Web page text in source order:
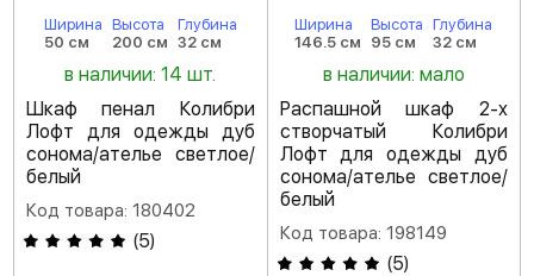
Ширина
50 см
Высота
200 см
Глубина
32 см
в наличии: 14 шт.
Шкаф пенал Колибри
Лофт для одежды дуб
сонома/ателье светлое/
белый
Код товара: 180402
(5)
Ширина
146.5 см
Высота
95 см
Глубина
32 см
в наличии: мало
Распашной шкаф 2-х
створчатый Колибри
Лофт для одежды дуб
сонома/ателье светлое/
белый
Код товара: 198149
(5)